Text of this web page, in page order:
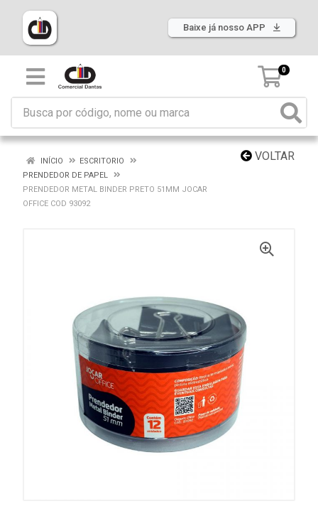
Baixe já nosso APP
0
VOLTAR
INÍCIO
ESCRITORIO
PRENDEDOR DE PAPEL
PRENDEDOR METAL BINDER PRETO 51MM JOCAR
OFFICE COD 93092